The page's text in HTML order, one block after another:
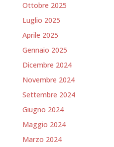
Ottobre 2025
Luglio 2025
Aprile 2025
Gennaio 2025
Dicembre 2024
Novembre 2024
Settembre 2024
Giugno 2024
Maggio 2024
Marzo 2024